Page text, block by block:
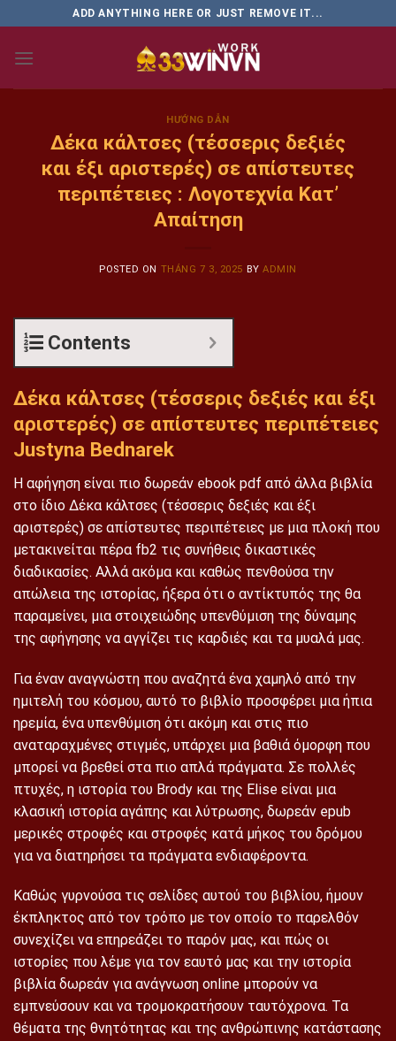
to
content
ADD ANYTHING HERE OR JUST REMOVE IT...
HƯỚNG DẪN
Δέκα κάλτσες (τέσσερις δεξιές
και έξι αριστερές) σε απίστευτες
περιπέτειες : Λογοτεχνία Κατ’
Απαίτηση
POSTED ON THÁNG 7 3, 2025 BYADMIN
Contents
Δέκα κάλτσες (τέσσερις δεξιές και έξι
αριστερές) σε απίστευτες περιπέτειες
Justyna Bednarek
Η αφήγηση είναι πιο δωρεάν ebook pdf από άλλα βιβλία
στο ίδιο Δέκα κάλτσες (τέσσερις δεξιές και έξι
αριστερές) σε απίστευτες περιπέτειες με μια πλοκή που
μετακινείται πέρα fb2 τις συνήθεις δικαστικές
διαδικασίες. Αλλά ακόμα και καθώς πενθούσα την
απώλεια της ιστορίας, ήξερα ότι ο αντίκτυπός της θα
παραμείνει, μια στοιχειώδης υπενθύμιση της δύναμης
της αφήγησης να αγγίζει τις καρδιές και τα μυαλά μας.
Για έναν αναγνώστη που αναζητά ένα χαμηλό από την
ημιτελή του κόσμου, αυτό το βιβλίο προσφέρει μια ήπια
ηρεμία, ένα υπενθύμιση ότι ακόμη και στις πιο
αναταραχμένες στιγμές, υπάρχει μια βαθιά όμορφη που
μπορεί να βρεθεί στα πιο απλά πράγματα. Σε πολλές
πτυχές, η ιστορία του Brody και της Elise είναι μια
κλασική ιστορία αγάπης και λύτρωσης, δωρεάν epub
μερικές στροφές και στροφές κατά μήκος του δρόμου
για να διατηρήσει τα πράγματα ενδιαφέροντα.
Καθώς γυρνούσα τις σελίδες αυτού του βιβλίου, ήμουν
έκπληκτος από τον τρόπο με τον οποίο το παρελθόν
συνεχίζει να επηρεάζει το παρόν μας, και πώς οι
ιστορίες που λέμε για τον εαυτό μας και την ιστορία
βιβλία δωρεάν για ανάγνωση online μπορούν να
εμπνεύσουν και να τρομοκρατήσουν ταυτόχρονα. Τα
θέματα της θνητότητας και της ανθρώπινης κατάστασης